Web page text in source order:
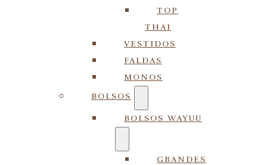
TOP
THAI
VESTIDOS
FALDAS
MONOS
BOLSOS
BOLSOS WAYUU
GRANDES